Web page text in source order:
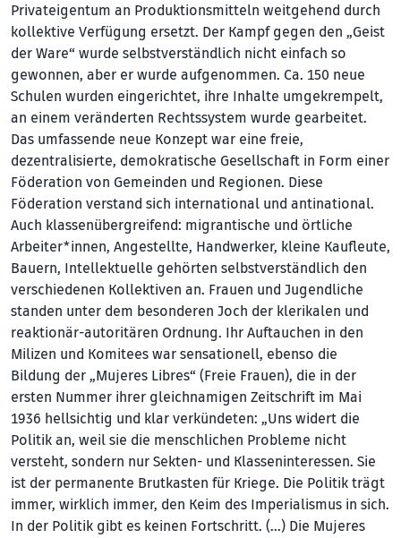
Privateigentum an Produktionsmitteln weitgehend durch
kollektive Verfügung ersetzt. Der Kampf gegen den „Geist
der Ware“ wurde selbstverständlich nicht einfach so
gewonnen, aber er wurde aufgenommen. Ca. 150 neue
Schulen wurden eingerichtet, ihre Inhalte umgekrempelt,
an einem veränderten Rechts­system wurde gearbeitet.
Das umfassende neue Konzept war eine freie,
dezentralisierte, demokratische Gesellschaft in Form einer
Föderation von Gemeinden und Regionen. Diese
Föderation verstand sich international und antinational.
Auch klassenübergreifend: migrantische und örtliche
Arbeiter*innen, Angestellte, Handwerker, kleine Kaufleute,
Bauern, Intellektuelle gehörten selbstverständlich den
verschiedenen Kollektiven an. Frauen und Jugendliche
standen unter dem besonderen Joch der klerikalen und
reaktionär-autoritären Ordnung. Ihr Auftauchen in den
Milizen und Komitees war sensationell, ebenso die
Bildung der „Mujeres Libres“ (Freie Frauen), die in der
ersten Nummer ihrer gleichnamigen Zeitschrift im Mai
1936 hellsichtig und klar verkündeten: „Uns widert die
Politik an, weil sie die menschlichen Probleme nicht
versteht, sondern nur Sekten- und Klasseninteressen. Sie
ist der permanente Brutkasten für Kriege. Die Politik trägt
immer, wirklich immer, den Keim des Imperialismus in sich.
In der Politik gibt es keinen Fortschritt. (...) Die Mujeres